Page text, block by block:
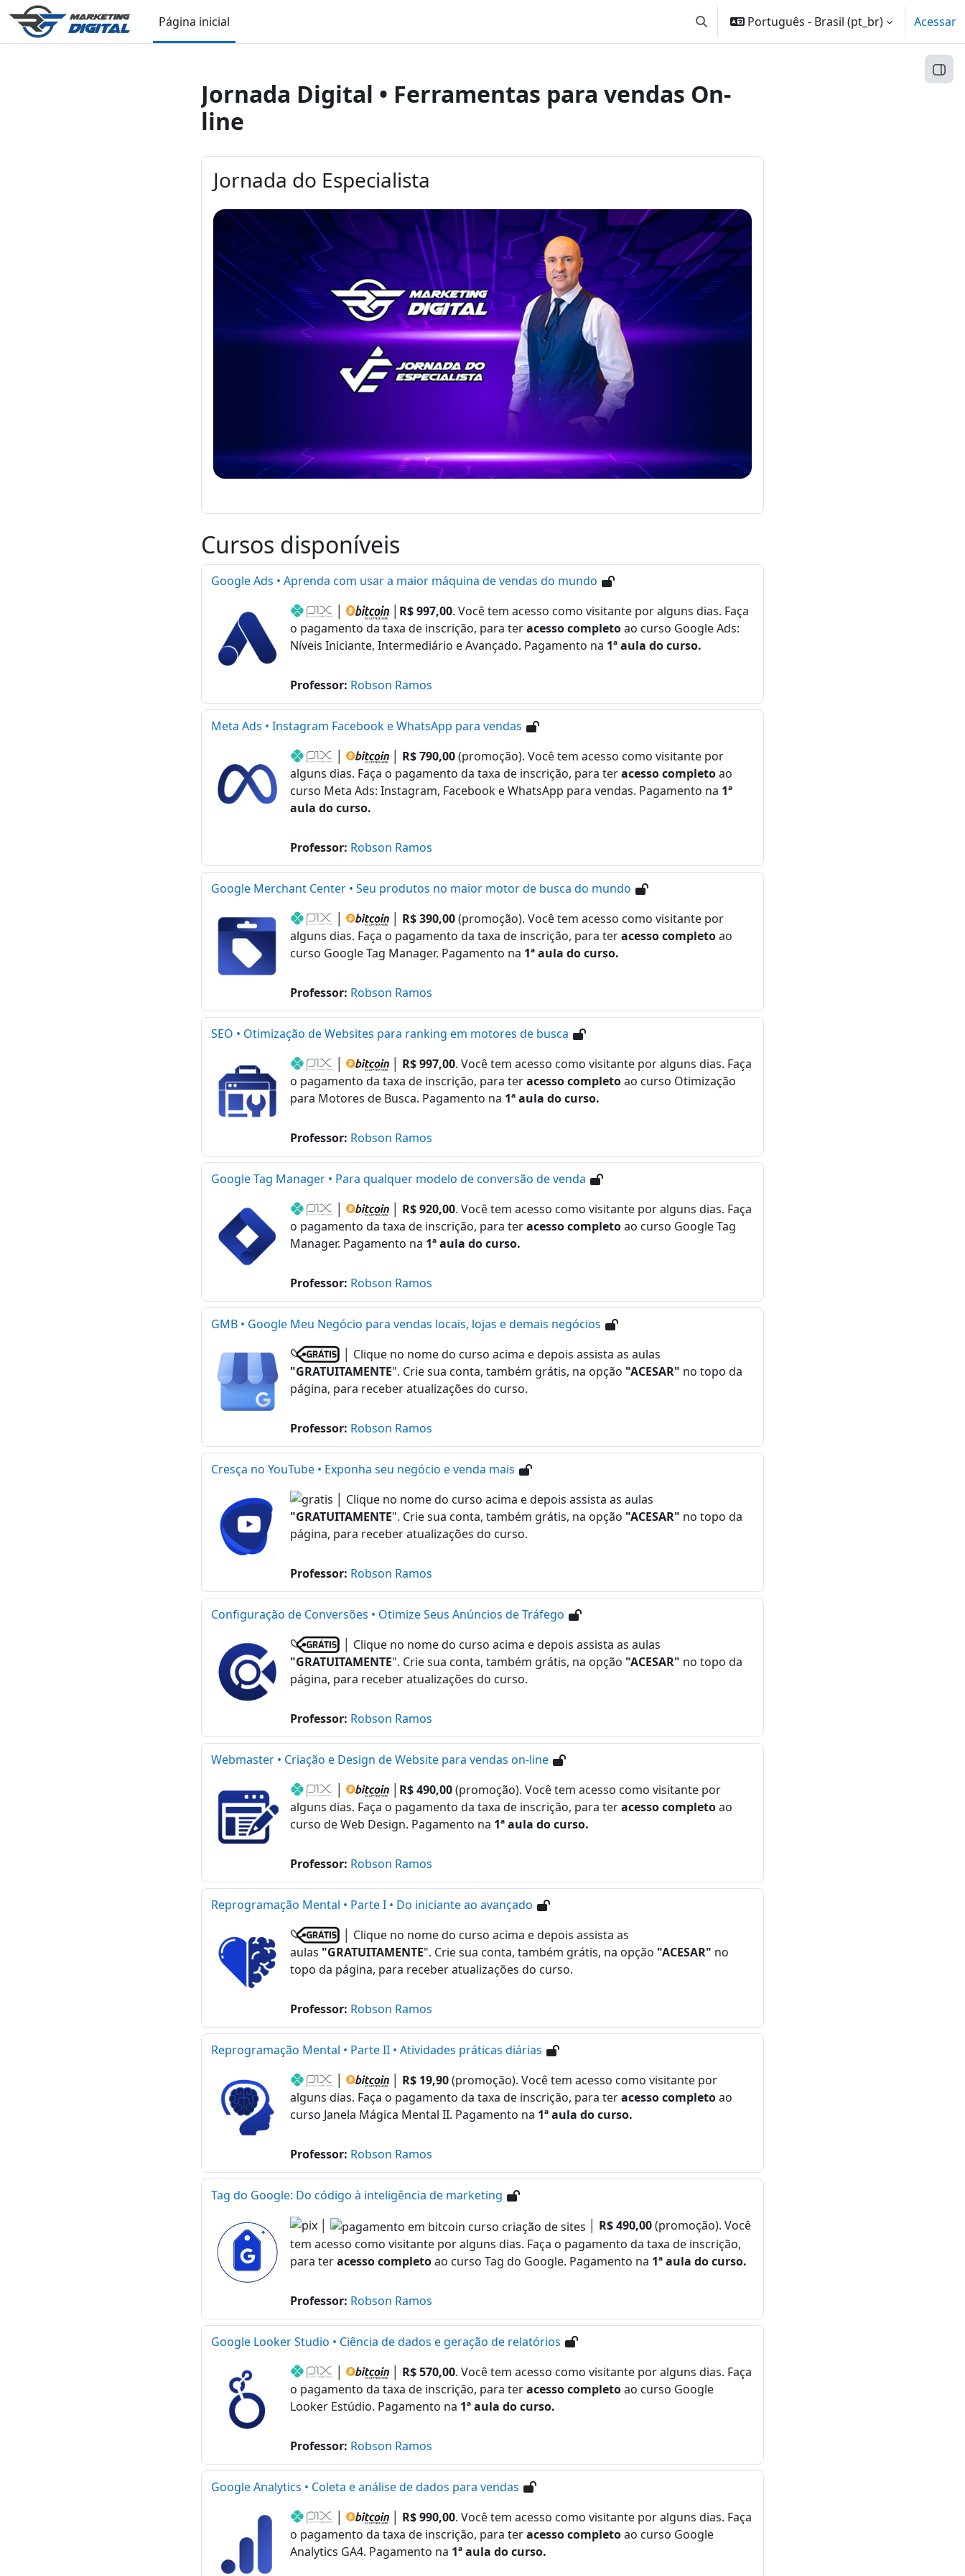
Ir para o conteúdo principal
Página inicial
Alternar entrada de pesquisa
Português - Brasil ‎(pt_br)‎ Acessar
Jornada Digital • Ferramentas para vendas On-
line
Jornada do Especialista
Cursos disponíveis
Google Ads • Aprenda com usar a maior máquina de vendas do mundo
R$ 997,00. Você tem acesso como visitante por alguns dias. Faça
o pagamento da taxa de inscrição, para teracesso completoao curso Google Ads:
Níveis Iniciante, Intermediário e Avançado. Pagamento na 1ª aula do curso.
Professor: Robson Ramos
Meta Ads • Instagram Facebook e WhatsApp para vendas
R$ 790,00(promoção). Você tem acesso como visitante por
alguns dias. Faça o pagamento da taxa de inscrição, para teracesso completoao
curso Meta Ads: Instagram, Facebook e WhatsApp para vendas. Pagamento na 1ª
aula do curso.
Professor: Robson Ramos
Google Merchant Center • Seu produtos no maior motor de busca do mundo
R$ 390,00(promoção). Você tem acesso como visitante por
alguns dias. Faça o pagamento da taxa de inscrição, para teracesso completoao
curso Google Tag Manager. Pagamento na 1ª aula do curso.
Professor: Robson Ramos
SEO • Otimização de Websites para ranking em motores de busca
R$ 997,00. Você tem acesso como visitante por alguns dias. Faça
o pagamento da taxa de inscrição, para teracesso completoao curso Otimização
para Motores de Busca. Pagamento na 1ª aula do curso.
Professor: Robson Ramos
Google Tag Manager • Para qualquer modelo de conversão de venda
R$ 920,00. Você tem acesso como visitante por alguns dias. Faça
o pagamento da taxa de inscrição, para teracesso completoao curso Google Tag
Manager. Pagamento na 1ª aula do curso.
Professor: Robson Ramos
GMB • Google Meu Negócio para vendas locais, lojas e demais negócios
│ Clique no nome do curso acima e depois assista as aulas
"GRATUITAMENTE". Crie sua conta, também grátis, na opção "ACESAR" no topo da
página, para receber atualizações do curso.
Professor: Robson Ramos
Cresça no YouTube • Exponha seu negócio e venda mais
│ Clique no nome do curso acima e depois assista as aulas
"GRATUITAMENTE". Crie sua conta, também grátis, na opção "ACESAR" no topo da
página, para receber atualizações do curso.
Professor: Robson Ramos
Configuração de Conversões • Otimize Seus Anúncios de Tráfego
│ Clique no nome do curso acima e depois assista as aulas
"GRATUITAMENTE". Crie sua conta, também grátis, na opção "ACESAR" no topo da
página, para receber atualizações do curso.
Professor: Robson Ramos
Webmaster • Criação e Design de Website para vendas on-line
R$ 490,00(promoção). Você tem acesso como visitante por
alguns dias. Faça o pagamento da taxa de inscrição, para teracesso completoao
curso de Web Design. Pagamento na 1ª aula do curso.
Professor: Robson Ramos
Reprogramação Mental • Parte I • Do iniciante ao avançado
│ Clique no nome do curso acima e depois assista as
aulas "GRATUITAMENTE". Crie sua conta, também grátis, na opção "ACESAR" no
topo da página, para receber atualizações do curso.
Professor: Robson Ramos
Reprogramação Mental • Parte II • Atividades práticas diárias
R$ 19,90(promoção). Você tem acesso como visitante por
alguns dias. Faça o pagamento da taxa de inscrição, para teracesso completoao
curso Janela Mágica Mental II. Pagamento na 1ª aula do curso.
Professor: Robson Ramos
Tag do Google: Do código à inteligência de marketing
R$ 490,00(promoção). Você
tem acesso como visitante por alguns dias. Faça o pagamento da taxa de inscrição,
para teracesso completoao curso Tag do Google. Pagamento na 1ª aula do curso.
Professor: Robson Ramos
Google Looker Studio • Ciência de dados e geração de relatórios
R$ 570,00. Você tem acesso como visitante por alguns dias. Faça
o pagamento da taxa de inscrição, para teracesso completoao curso Google
Looker Estúdio. Pagamento na 1ª aula do curso.
Professor: Robson Ramos
Google Analytics • Coleta e análise de dados para vendas
R$ 990,00. Você tem acesso como visitante por alguns dias. Faça
o pagamento da taxa de inscrição, para teracesso completoao curso Google
Analytics GA4. Pagamento na 1ª aula do curso.